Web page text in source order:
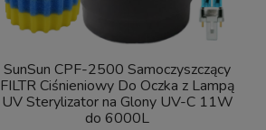
SunSun CPF-2500 Samoczyszczący
FILTR Ciśnieniowy Do Oczka z Lampą
UV Sterylizator na Glony UV-C 11W
do 6000L